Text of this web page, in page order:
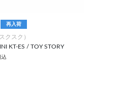
再入荷
クスク）
KT-ES / TOY STORY
込